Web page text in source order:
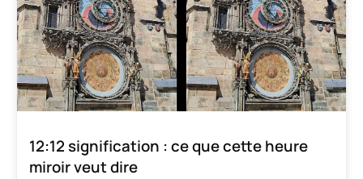
12:12 signification : ce que cette heure
miroir veut dire